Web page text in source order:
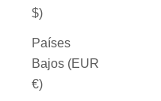
$)
Países
Bajos (EUR
€)